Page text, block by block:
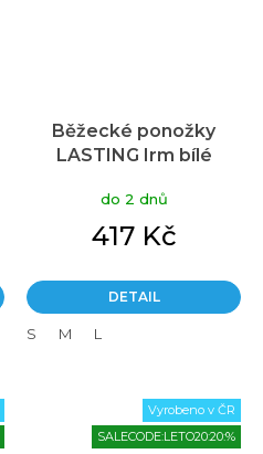
Běžecké ponožky
LASTING Irm bílé
do 2 dnů
417 Kč
DETAIL
S M L
Vyrobeno v ČR
SALECODE:LETO20:20:%